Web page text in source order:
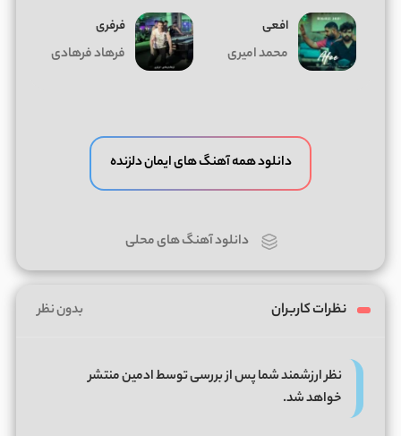
افعی
محمد امیری
فرفری
فرهاد فرهادی
دانلود همه آهنگ های ایمان دلزنده
دانلود آهنگ های محلی
نظرات کاربران بدون نظر
نظر ارزشمند شما پس از بررسی توسط ادمین منتشر
خواهد شد.